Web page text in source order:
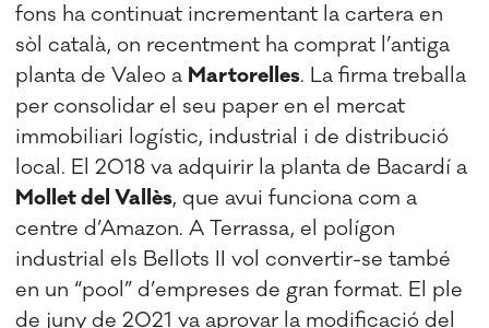
fons ha continuat incrementant la cartera en
sòl català, on recentment ha comprat l’antiga
planta de Valeo a Martorelles. La firma treballa
per consolidar el seu paper en el mercat
immobiliari logístic, industrial i de distribució
local. El 2018 va adquirir la planta de Bacardí a
Mollet del Vallès, que avui funciona com a
centre d’Amazon. A Terrassa, el polígon
industrial els Bellots II vol convertir-se també
en un “pool” d’empreses de gran format. El ple
de juny de 2021 va aprovar la modificació del